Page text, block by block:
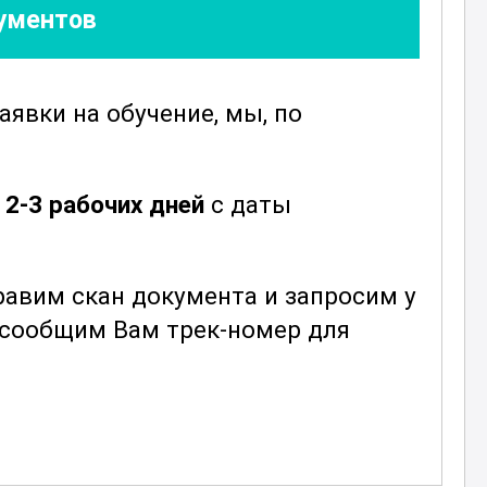
на обучение, мы, по
2-3 рабочих дней с даты
скан документа и запросим у
Вам трек-номер для